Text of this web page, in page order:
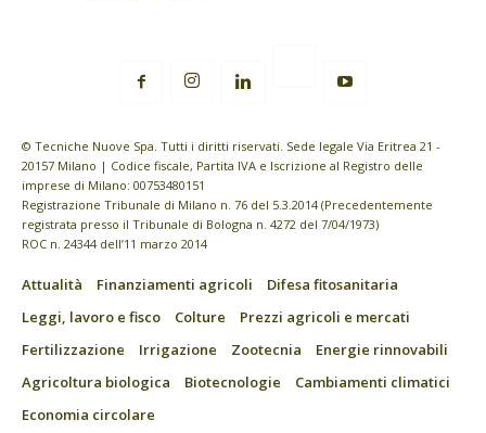
© Tecniche Nuove Spa. Tutti i diritti riservati. Sede legale Via Eritrea 21 -
20157 Milano | Codice fiscale, Partita IVA e Iscrizione al Registro delle
imprese di Milano: 00753480151
Registrazione Tribunale di Milano n. 76 del 5.3.2014 (Precedentemente
registrata presso il Tribunale di Bologna n. 4272 del 7/04/1973)
ROC n. 24344 dell’11 marzo 2014
Attualità Finanziamenti agricoli
Difesa fitosanitaria
Leggi, lavoro e fisco
Colture
Prezzi agricoli e mercati
Fertilizzazione
Irrigazione Zootecnia
Energie rinnovabili
Agricoltura biologica
Biotecnologie
Cambiamenti climatici
Economia circolare